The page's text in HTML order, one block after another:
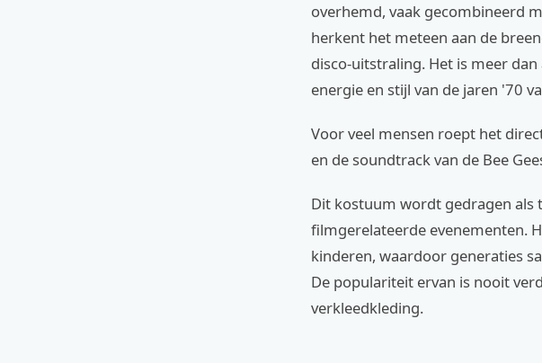
overhemd, vaak gecombineerd
herkent het meteen aan de
disco-uitstraling. Het is meer
energie en stijl van de jaren '70
Voor veel mensen roept het
en de soundtrack van de Bee
Dit kostuum wordt gedragen als
filmgerelateerde evenementen.
kinderen, waardoor generaties
De populariteit ervan is nooit
verkleedkleding.